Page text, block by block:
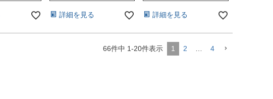
詳細を見る 詳細を見る
66件中 1-20件表示 1 2 4